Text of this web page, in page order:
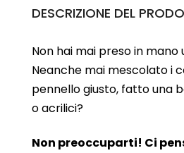
DESCRIZIONE DEL
Non hai mai preso in mano
Neanche mai mescolato i
pennello giusto, fatto una
o acrilici?
Non preoccuparti! Ci